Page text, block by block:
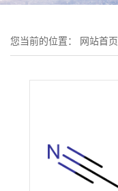
您当前的位置： 网站首页